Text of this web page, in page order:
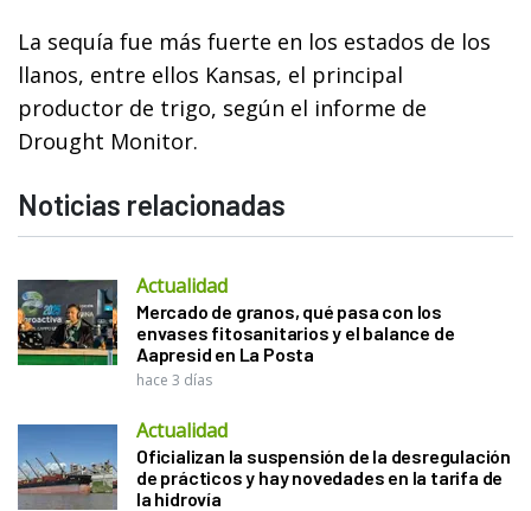
La sequía fue más fuerte en los estados de los
llanos, entre ellos Kansas, el principal
productor de trigo, según el informe de
Drought Monitor.
Noticias relacionadas
Actualidad
Mercado de granos, qué pasa con los
envases fitosanitarios y el balance de
Aapresid en La Posta
hace 3 días
Actualidad
Oficializan la suspensión de la desregulación
de prácticos y hay novedades en la tarifa de
la hidrovía